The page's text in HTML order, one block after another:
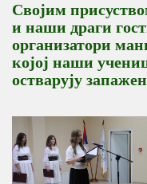
Својим
и наши драги
организатори
којој наши
остварују